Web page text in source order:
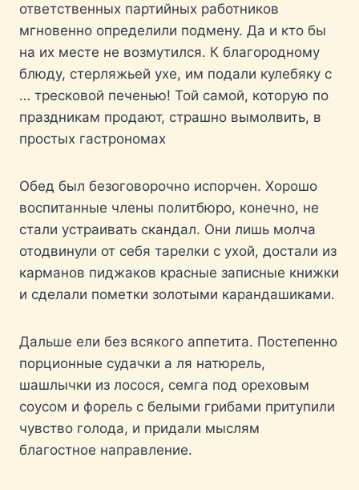
ответственных партийных работников
мгновенно определили подмену. Да и кто бы
на их месте не возмутился. К благородному
блюду, стерляжьей ухе, им подали кулебяку с
… тресковой печенью! Той самой, которую по
праздникам продают, страшно вымолвить, в
простых гастрономах
Обед был безоговорочно испорчен. Хорошо
воспитанные члены политбюро, конечно, не
стали устраивать скандал. Они лишь молча
отодвинули от себя тарелки с ухой, достали из
карманов пиджаков красные записные книжки
и сделали пометки золотыми карандашиками.
Дальше ели без всякого аппетита. Постепенно
порционные судачки а ля натюрель,
шашлычки из лосося, семга под ореховым
соусом и форель с белыми грибами притупили
чувство голода, и придали мыслям
благостное направление.